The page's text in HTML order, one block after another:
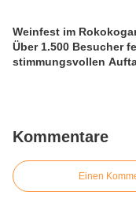
Weinfest im
Über 1.500 Besucher
stimmungsvollen
Kommentare
Einen